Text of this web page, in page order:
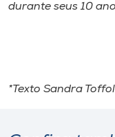
durante seus 10
*Texto Sandra